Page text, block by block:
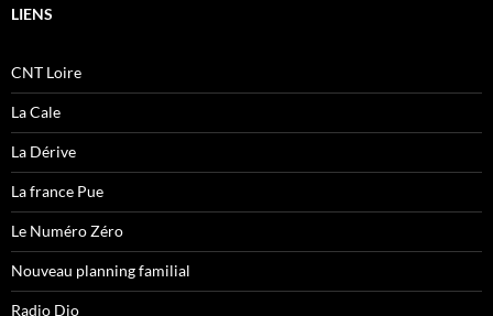
LIENS
CNT Loire
La Cale
La Dérive
La france Pue
Le Numéro Zéro
Nouveau planning familial
Radio Dio